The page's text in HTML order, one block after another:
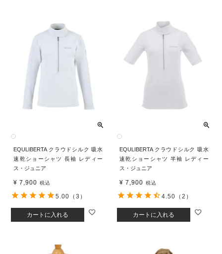
EQULIBERTA クラウドシルク 吸水
速乾ショーシャツ 長袖 レディー
ス・ジュニア
¥ 7,900 税込
カートに入れる
5.00 （3）
EQULIBERTA クラウドシルク 吸水
速乾ショーシャツ 半袖 レディー
ス・ジュニア
¥ 7,900 税込
カートに入れる
4.50 （2）